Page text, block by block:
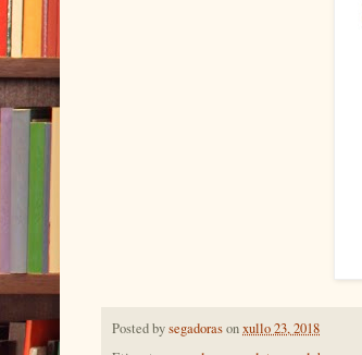
Posted bysegadorasonxullo 23, 2018